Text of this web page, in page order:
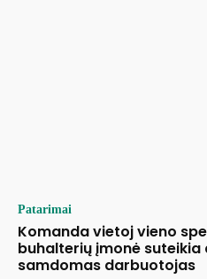
Patarimai
Komanda vietoj vieno
buhalterių įmonė
samdomas darbuotojas